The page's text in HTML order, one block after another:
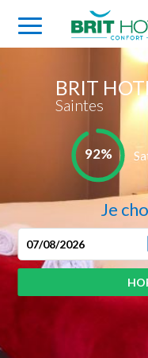
BRIT
Saintes
92%
Je